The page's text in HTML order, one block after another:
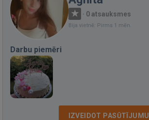
· 0 atsauksmes
Bija vietnē: Pirms 1 mēn.
Darbu piemēri
IZVEIDOT PASŪTĪJUMU